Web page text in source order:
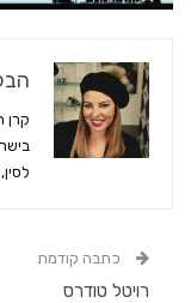
קרן
כתבה קודמת
רויטל טודרס